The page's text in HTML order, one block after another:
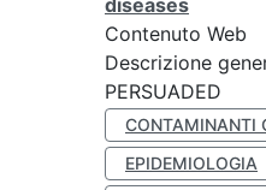
diseases
Contenuto Web
Descrizione
PERSUADED
CONTAMINANTI
EPIDEMIOLOGIA